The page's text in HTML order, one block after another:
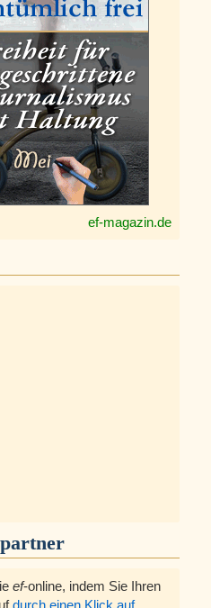
ef-magazin.de
ef-online, indem Sie Ihren
durch einen Klick auf